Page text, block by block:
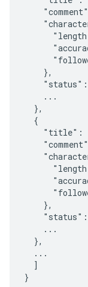
    },
    ...
  },
  {
"title":
    },
    ...
  },
  ...
  ]
}